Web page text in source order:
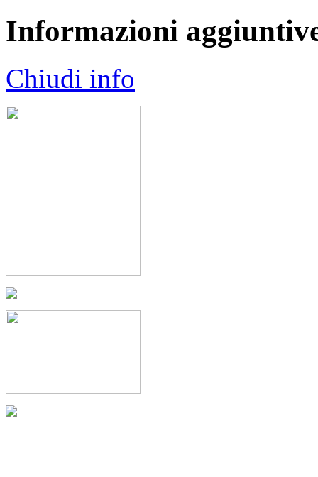
Informazioni
Chiudi info